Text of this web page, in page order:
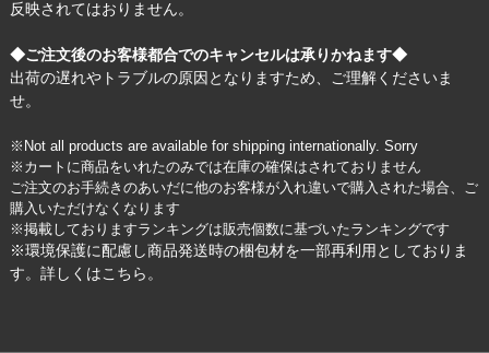
反映されてはおりません。
◆ご注文後のお客様都合でのキャンセルは承りかねます◆
出荷の遅れやトラブルの原因となりますため、ご理解くださいま
せ。
※Not all products are available for shipping internationally. Sorry
※カートに商品をいれたのみでは在庫の確保はされておりません
ご注文のお手続きのあいだに他のお客様が入れ違いで購入された場合、ご
購入いただけなくなります
※掲載しておりますランキングは販売個数に基づいたランキングです
※環境保護に配慮し商品発送時の梱包材を一部再利用としておりま
す。詳しくはこちら 。